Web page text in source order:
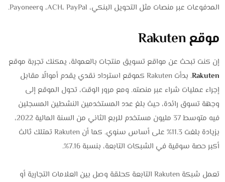
المدفوعات عبر منصات مثل التحويل البنكي، ACH، PayPal، وPayoneer.
موقع Rakuten
إن كنت تبحث عن مواقع تسويق منتجات بالعمولة، يمكنك تجربة موقع
Rakuten
. بدأت Rakuten كموقع استرداد نقدي يقدم أموالًا مقابل
إجراء عمليات شراء عبر منصته. ومع مرور الوقت، تحول الموقع إلى
وجهة تسوق رائدة، حيث بلغ عدد المستخدمين النشطين المسجلين
فيه متوسط 37 مليون مستخدم للربع الثاني من السنة المالية 2022،
بزيادة بلغت 11.3% على أساس سنوي. كما أن Rakuten تمتلك ثالث
أكبر حصة سوقية في الشبكات التابعة، بنسبة 7.16%.
تعمل شبكة Rakuten التابعة كحلقة وصل بين العلامات التجارية أو